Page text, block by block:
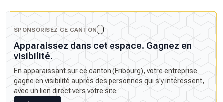
SPONSORISEZ CE CANTON
Apparaissez dans cet espace. Gagnez en
visibilité.
En apparaissant sur ce canton (Fribourg), votre entreprise
gagne en visibilité auprès des personnes qui s'y intéressent,
avec un lien direct vers votre site.